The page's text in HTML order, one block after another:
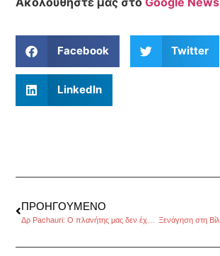
Facebook Twitter
LinkedIn
ΠΡΟΗΓΟΎΜΕΝΟ